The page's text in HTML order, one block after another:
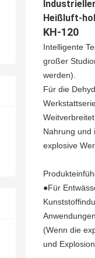
Industrieller
Heißluft-
KH-120
Intelligente
großer
werden).
Für die
Nahrung und
explosive
●Für
(Wenn die
und